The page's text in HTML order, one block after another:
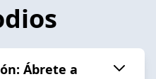
Ábrete a